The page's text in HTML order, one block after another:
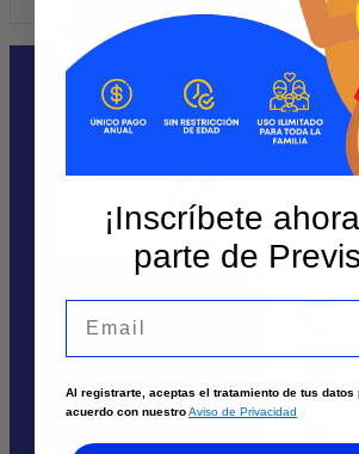
Contáctanos
Atención por WhatsApp
Envía tu solicitud
Llámanos
Palmira
Tuluá
Armenia
Pereira
Realizar
Te puede interesar
Solicita un asesor
Atención por Whatsapp
Quiénes Somos
¡Inscríbete
parte de
Al registrarte, aceptas el tratamiento de tus datos
acuerdo con nuestroAviso de Privacidad